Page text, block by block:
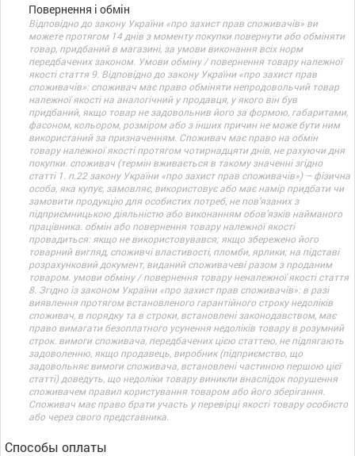
Повернення і обмін
Відповідно до закону України «про захист прав споживачів» ви
можете протягом 14 днів з моменту покупки повернути або обміняти
товар, придбаний в магазині, за умови виконання всіх норм
передбачених законом. Умови обміну / повернення товару належної
якості стаття 9. Відповідно до закону України «про захист прав
споживачів»: споживач має право обміняти непродовольчий товар
належної якості на аналогічний у продавця, у якого він був
придбаний, якщо товар не задовольнив його за формою, габаритами,
фасоном, кольором, розміром або з інших причин не може бути ним
використаний за призначенням. Споживач має право на обмін
товару належної якості протягом чотирнадцяти днів, не рахуючи дня
покупки. споживач (термін вживається в такому значенні згідно
статті 1. п.22 закону України «про захист прав споживачів») – фізична
особа, яка купує, замовляє, використовує або має намір придбати чи
замовити продукцію для особистих потреб, не пов’язаних з
підприємницькою діяльністю або виконанням обов’язків найманого
працівника. обмін або повернення товару належної якості
провадиться: якщо не використовувався; якщо збережено його
товарний вигляд, споживчі властивості, пломби, ярлики; на підставі
розрахунковий документ, виданий споживачеві разом з проданим
товаром. умови обміну / повернення товару неналежної якості стаття
8. Згідно із законом України «про захист прав споживачів»: в разі
виявлення протягом встановленого гарантійного строку недоліків
споживач, в порядку та в строки, встановлені законодавством, має
право вимагати безоплатного усунення недоліків товару в розумний
строк. вимоги споживача, передбачених цією статтею, не підлягають
задоволенню, якщо продавець, виробник (підприємство, що
задовольняє вимоги споживача, встановлені частиною першою цієї
статті) доведуть, що недоліки товару виникли внаслідок порушення
споживачем правил користування товаром або його зберігання.
Споживач має право брати участь у перевірці якості товару особисто
або через свого представника.
Способы оплаты